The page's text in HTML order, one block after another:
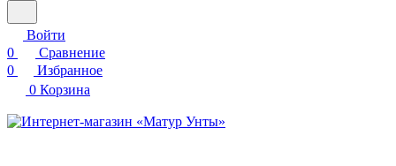
Войти
0
Сравнение
0
Избранное
0 Корзина